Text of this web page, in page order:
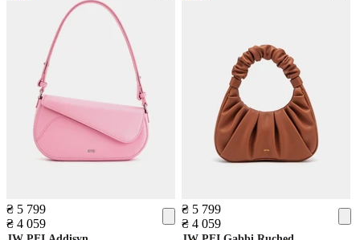
₴ 5 799
₴ 4 059
₴ 5 799
₴ 4 059